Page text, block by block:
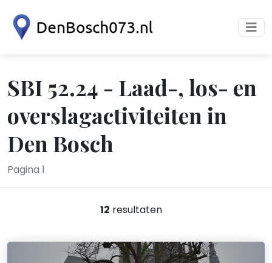
SBI 52.24 - Laad-, los- en
overslagactiviteiten in
Den Bosch
Pagina 1
12 resultaten